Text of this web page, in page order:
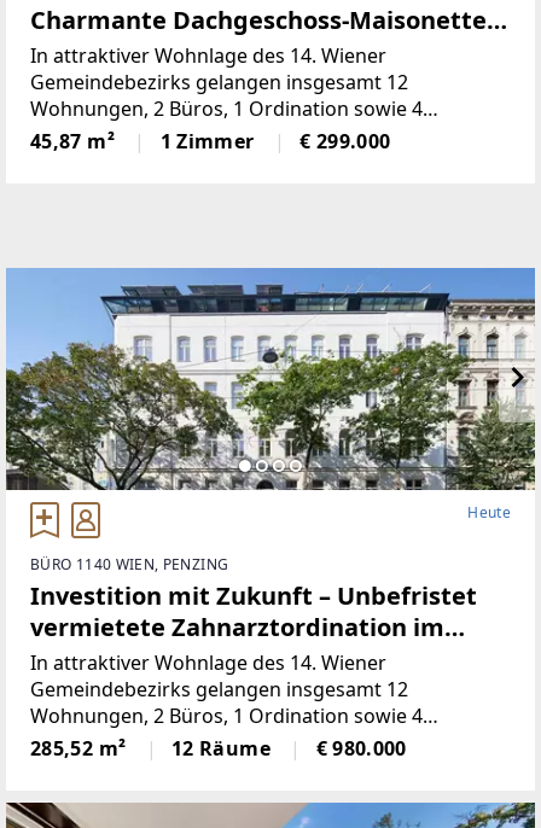
Charmante Dachgeschoss-Maisonette
mit Galerie & großer Sonnenterrasse
In attraktiver Wohnlage des 14. Wiener
Gemeindebezirks gelangen insgesamt 12
Wohnungen, 2 Büros, 1 Ordination sowie 4
Doppelparker in der Breitenseer Straße zum
Einzelabverkauf. Das Angebot umfasst überwiegend
45,87 m² 1 Zimmer € 299.000
Heute
BÜRO 1140 WIEN, PENZING
Investition mit Zukunft – Unbefristet
vermietete Zahnarztordination im
Altbau
In attraktiver Wohnlage des 14. Wiener
Gemeindebezirks gelangen insgesamt 12
Wohnungen, 2 Büros, 1 Ordination sowie 4
Doppelparker in der Breitenseer Straße zum
Einzelabverkauf. Das Angebot umfasst überwiegend
285,52 m² 12 Räume € 980.000